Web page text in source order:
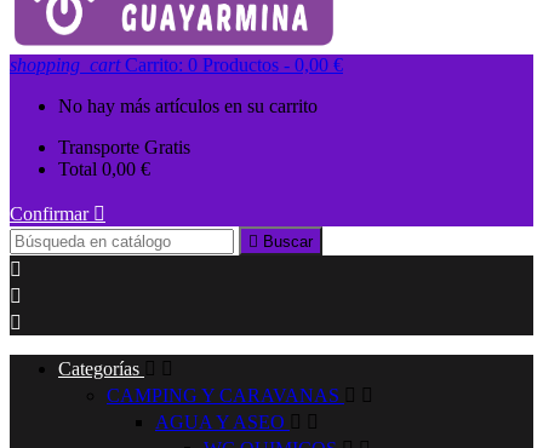
shopping_cart Carrito: 0 Productos - 0,00 €
No hay más artículos en su carrito
Transporte Gratis
Total 0,00 €
Confirmar 
 Buscar



Categorías  
CAMPING Y CARAVANAS  
AGUA Y ASEO  